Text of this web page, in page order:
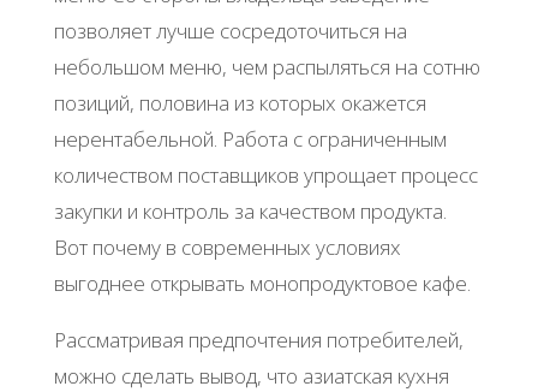
позволяет лучше сосредоточиться на
небольшом меню, чем распыляться на сотню
позиций, половина из которых окажется
нерентабельной. Работа с ограниченным
количеством поставщиков упрощает процесс
закупки и контроль за качеством продукта.
Вот почему в современных условиях
выгоднее открывать монопродуктовое кафе.
Рассматривая предпочтения потребителей,
можно сделать вывод, что азиатская кухня